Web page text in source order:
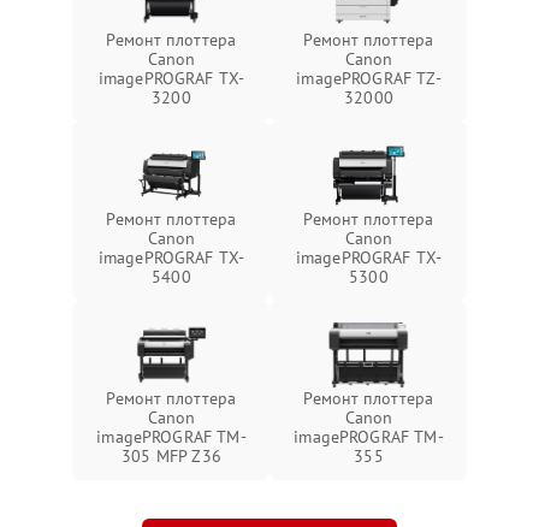
Ремонт плоттера
Canon
imagePROGRAF TX-
3200
Ремонт плоттера
Canon
imagePROGRAF TZ-
32000
Ремонт плоттера
Canon
imagePROGRAF TX-
5400
Ремонт плоттера
Canon
imagePROGRAF TX-
5300
Ремонт плоттера
Canon
imagePROGRAF TM-
305 MFP Z36
Ремонт плоттера
Canon
imagePROGRAF TM-
355